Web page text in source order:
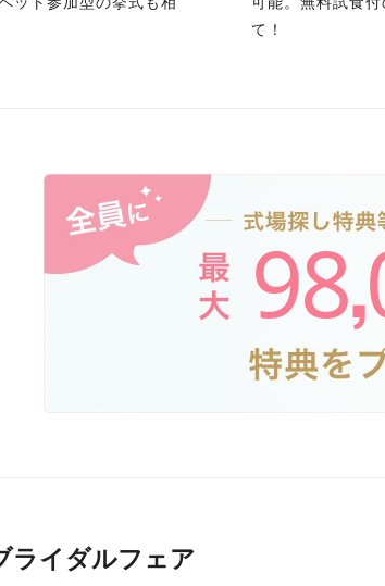
て！
98,
ライダルフェア